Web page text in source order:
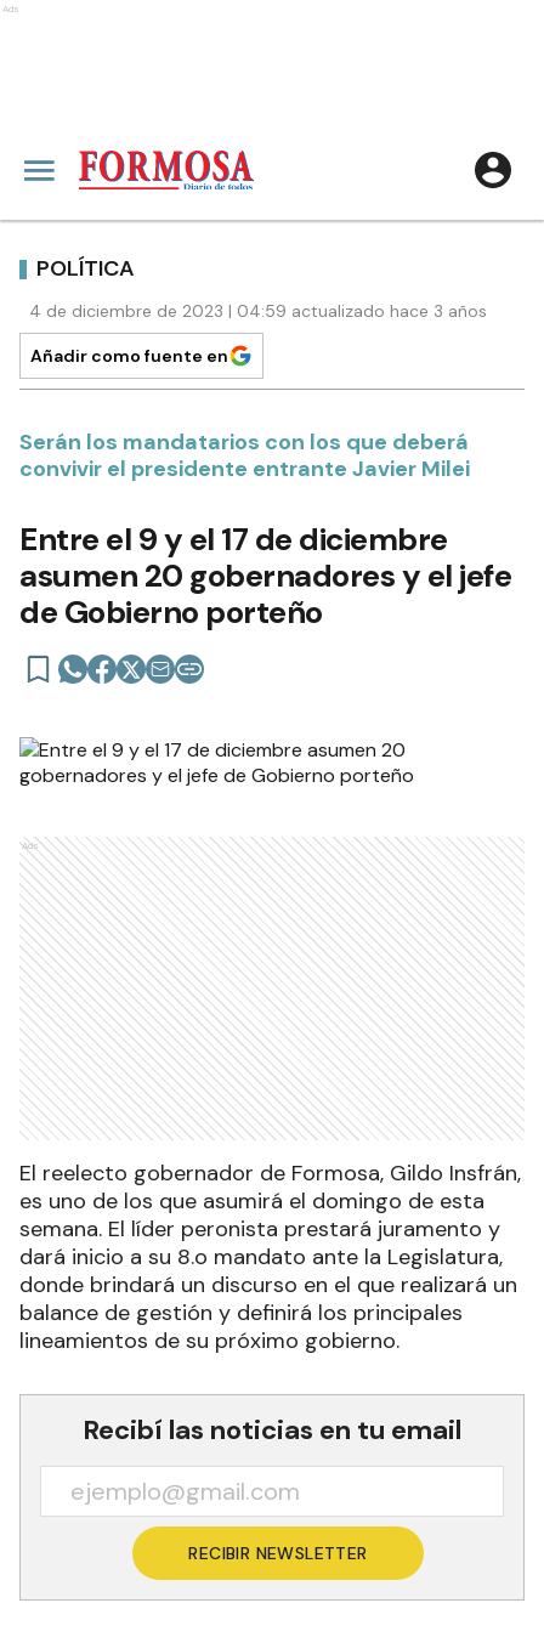
Ads
POLÍTICA
4 de diciembre de 2023 | 04:59 actualizado hace 3 años
Añadir como fuente en
Serán los mandatarios con los que deberá
convivir el presidente entrante Javier Milei
Entre el 9 y el 17 de diciembre
asumen 20 gobernadores y el jefe
de Gobierno porteño
Ads
El reelecto gobernador de Formosa, Gildo Insfrán,
es uno de los que asumirá el domingo de esta
semana. El líder peronista prestará juramento y
dará inicio a su 8.o mandato ante la Legislatura,
donde brindará un discurso en el que realizará un
balance de gestión y definirá los principales
lineamientos de su próximo gobierno.
Recibí las noticias en tu email
RECIBIR NEWSLETTER